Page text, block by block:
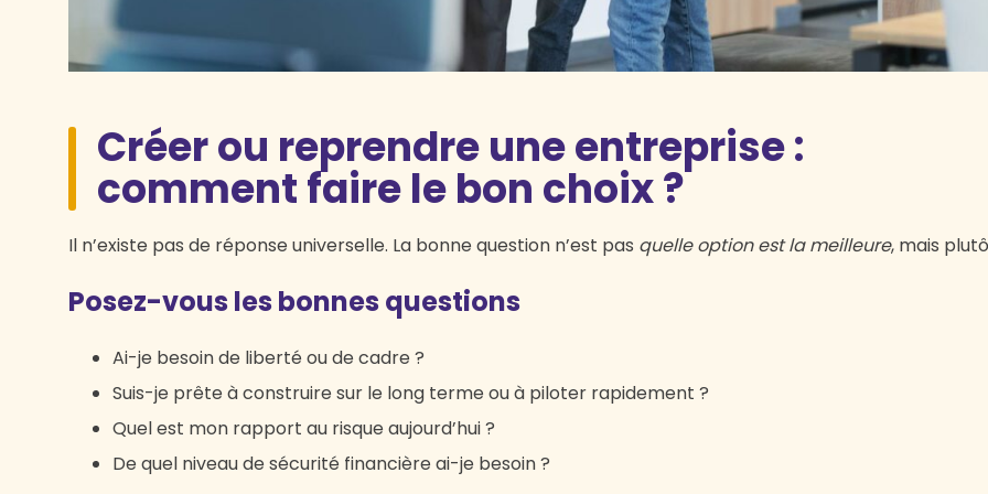
Créer ou reprendre une entreprise :
comment faire le bon choix ?
Il n’existe pas de réponse universelle. La bonne question n’est pas quelle option est la meilleure, mais
Posez-vous les bonnes questions
Ai-je besoin de liberté ou de cadre ?
Suis-je prête à construire sur le long terme ou à piloter rapidement ?
Quel est mon rapport au risque aujourd’hui ?
De quel niveau de sécurité financière ai-je besoin ?